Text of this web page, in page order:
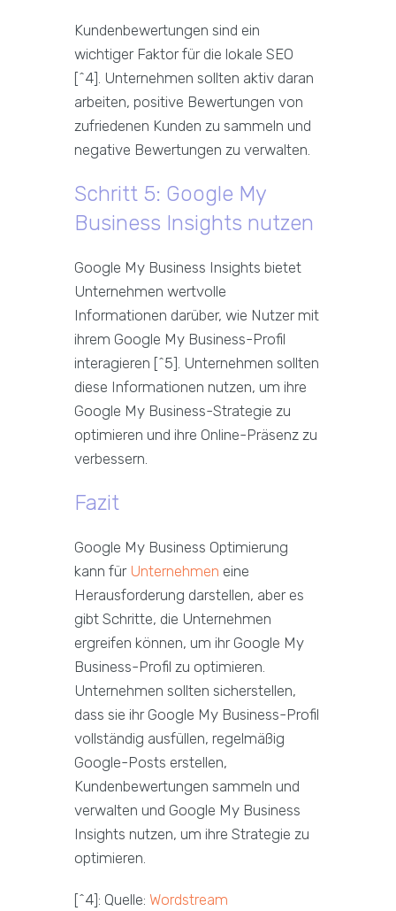
Kundenbewertungen sind ein
wichtiger Faktor für die lokale SEO
[^4]. Unternehmen sollten aktiv daran
arbeiten, positive Bewertungen von
zufriedenen Kunden zu sammeln und
negative Bewertungen zu verwalten.
Schritt 5: Google My
Business Insights nutzen
Google My Business Insights bietet
Unternehmen wertvolle
Informationen darüber, wie Nutzer mit
ihrem Google My Business-Profil
interagieren [^5]. Unternehmen sollten
diese Informationen nutzen, um ihre
Google My Business-Strategie zu
optimieren und ihre Online-Präsenz zu
verbessern.
Fazit
Google My Business Optimierung
kann für Unternehmen eine
Herausforderung darstellen, aber es
gibt Schritte, die Unternehmen
ergreifen können, um ihr Google My
Business-Profil zu optimieren.
Unternehmen sollten sicherstellen,
dass sie ihr Google My Business-Profil
vollständig ausfüllen, regelmäßig
Google-Posts erstellen,
Kundenbewertungen sammeln und
verwalten und Google My Business
Insights nutzen, um ihre Strategie zu
optimieren.
[^4]: Quelle: Wordstream